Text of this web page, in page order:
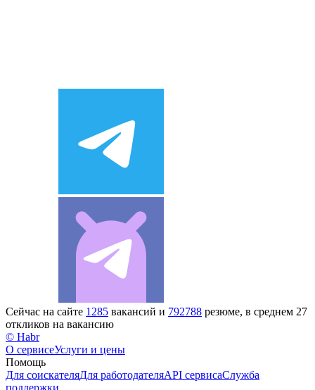
Сейчас на сайте 1285 вакансий и 792788 резюме, в среднем 27
откликов на вакансию
© Habr
О сервисеУслуги и цены
Помощь
Для соискателяДля работодателяAPI сервисаСлужба
поддержки